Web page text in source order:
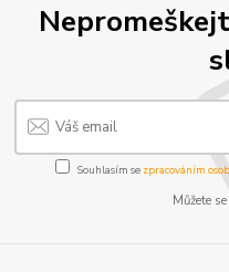
Souhlasím se zpracováním
Můžete